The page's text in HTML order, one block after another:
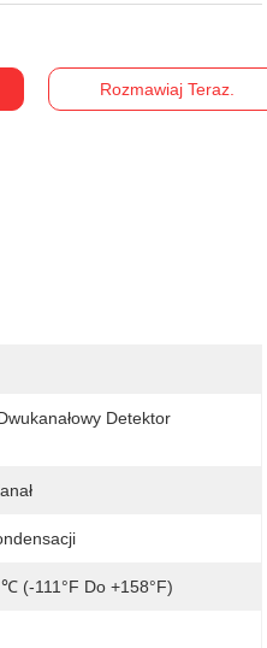
Rozmawiaj Teraz.
Detektor
(-111°F Do +158°F)